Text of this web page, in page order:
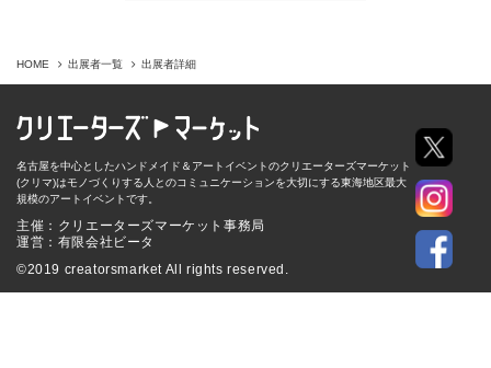
HOME 出展者一覧 出展者詳細
名古屋を中心としたハンドメイド＆アートイベントのクリエーターズマーケット
(クリマ)はモノづくりする人とのコミュニケーションを大切にする東海地区最大
規模のアートイベントです。
主催：クリエーターズマーケット事務局
運営：有限会社ビータ
©2019 creatorsmarket All rights reserved.